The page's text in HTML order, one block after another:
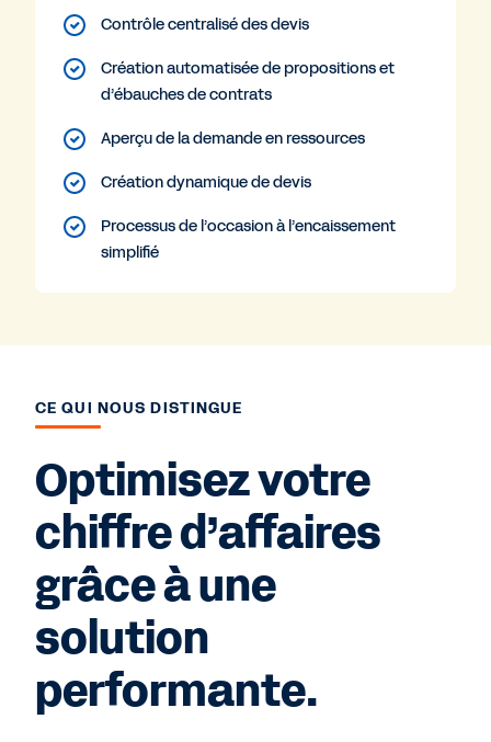
Contrôle centralisé des devis
Création automatisée de propositions et
d’ébauches de contrats
Aperçu de la demande en ressources
Création dynamique de devis
Processus de l’occasion à l’encaissement
simplifié
CE QUI NOUS DISTINGUE
Optimisez votre
chiffre d’affaires
grâce à une
solution
performante.